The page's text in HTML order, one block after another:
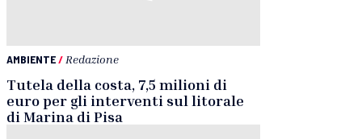
AMBIENTE/ Redazione
Tutela della costa, 7,5 milioni di
euro per gli interventi sul litorale
di Marina di Pisa